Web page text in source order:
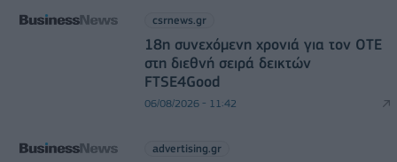
csrnews.gr
18η συνεχόμενη χρονιά για τον ΟΤΕ
στη διεθνή σειρά δεικτών
FTSE4Good
06/08/2026 - 11:42
advertising.gr